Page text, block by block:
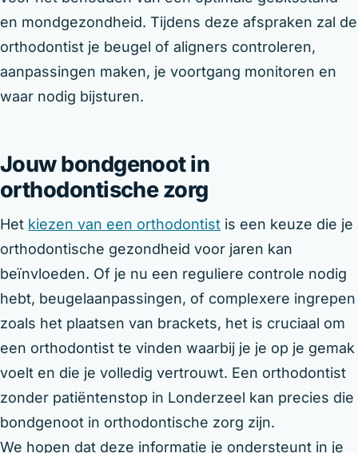
en mondgezondheid. Tijdens deze afspraken zal de
orthodontist je beugel of aligners controleren,
aanpassingen maken, je voortgang monitoren en
waar nodig bijsturen.
Jouw bondgenoot in
orthodontische zorg
Het kiezen van een orthodontist is een keuze die je
orthodontische gezondheid voor jaren kan
beïnvloeden. Of je nu een reguliere controle nodig
hebt, beugelaanpassingen, of complexere ingrepen
zoals het plaatsen van brackets, het is cruciaal om
een orthodontist te vinden waarbij je je op je gemak
voelt en die je volledig vertrouwt. Een orthodontist
zonder patiëntenstop in Londerzeel kan precies die
bondgenoot in orthodontische zorg zijn.
We hopen dat deze informatie je ondersteunt in je